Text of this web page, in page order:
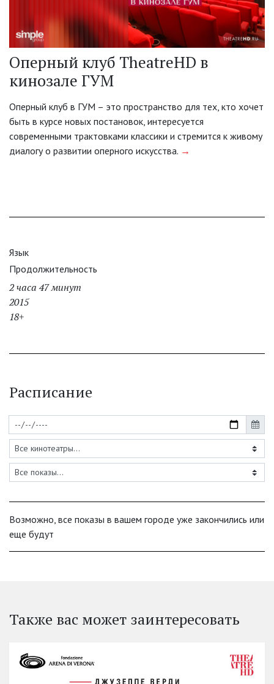
Оперный клуб TheatreHD в
кинозале ГУМ
Оперный клуб в ГУМ – это пространство для тех, кто хочет
быть в курсе новых постановок, интересуется
современными трактовками классики и стремится к живому
диалогу о развитии оперного искусства. →
Язык
Продолжительность
2 часа 47 минут
2015
18+
Расписание
Возможно, все показы в вашем городе уже закончились или
еще будут
Также вас может заинтересовать